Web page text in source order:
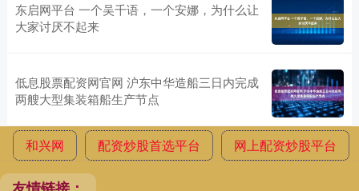
东启网平台 一个吴千语，一个安娜，为什么让
大家讨厌不起来
低息股票配资网官网 沪东中华造船三日内完成
两艘大型集装箱船生产节点
和兴网 配资炒股首选平台 网上配资炒股平台